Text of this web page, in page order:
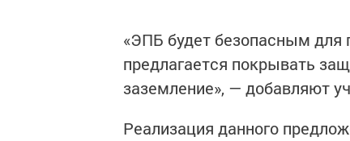
«ЭПБ будет безопасным для
предлагается покрывать
заземление», — добавляют
Реализация данного